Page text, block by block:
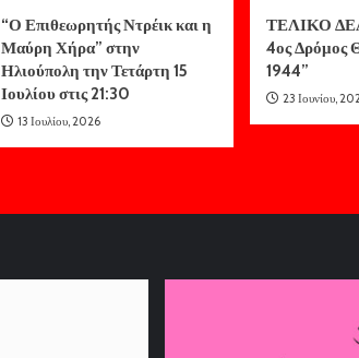
“Ο Επιθεωρητής Ντρέικ και η
Μαύρη Χήρα” στην
Ηλιούπολη την Τετάρτη 15
Ιουλίου στις 21:30
13 Ιουλίου, 2026
ΤΕΛΙΚΟ
4ος Δρόμος
1944”
23 Ιουνίου,